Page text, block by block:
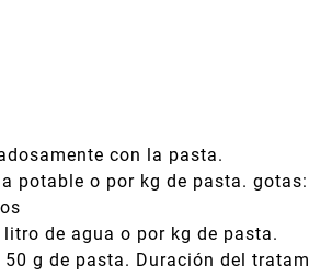
con la pasta.
potable o por kg de pasta.
de agua o por kg de pasta.
g de pasta. Duración del